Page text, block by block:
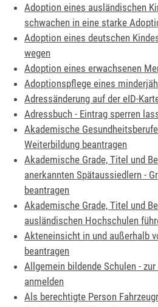
Adoption eines ausländischen
schwachen in eine starke
Adoption eines deutschen
wegen
Adoption eines erwachsenen
Adoptionspflege eines
Adressänderung auf der eID-
Adressbuch - Eintrag sperren
Akademische
Weiterbildung beantragen
Akademische Grade, Titel und
anerkannten Spätaussiedlern -
beantragen
Akademische Grade, Titel und
ausländischen Hochschulen
Akteneinsicht in und außerhalb
beantragen
Allgemein bildende Schulen -
anmelden
Als berechtigte Person